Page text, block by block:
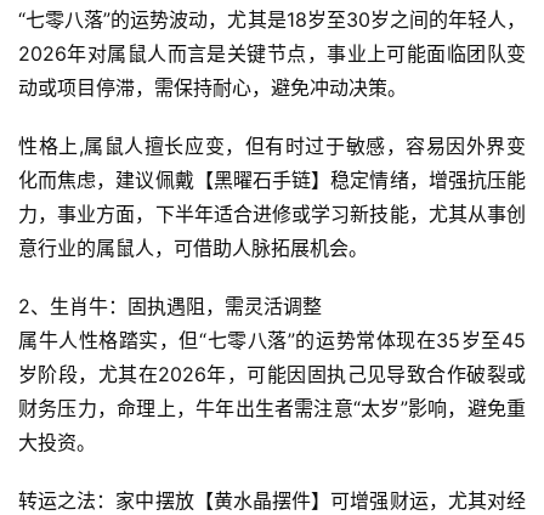
“七零八落”的运势波动，尤其是18岁至30岁之间的年轻人，
2026年对属鼠人而言是关键节点，事业上可能面临团队变
动或项目停滞，需保持耐心，避免冲动决策。
性格上,属鼠人擅长应变，但有时过于敏感，容易因外界变
化而焦虑，建议佩戴【黑曜石手链】稳定情绪，增强抗压能
力，事业方面，下半年适合进修或学习新技能，尤其从事创
意行业的属鼠人，可借助人脉拓展机会。
2、生肖牛：固执遇阻，需灵活调整
属牛人性格踏实，但“七零八落”的运势常体现在35岁至45
岁阶段，尤其在2026年，可能因固执己见导致合作破裂或
财务压力，命理上，牛年出生者需注意“太岁”影响，避免重
大投资。
转运之法：家中摆放【黄水晶摆件】可增强财运，尤其对经